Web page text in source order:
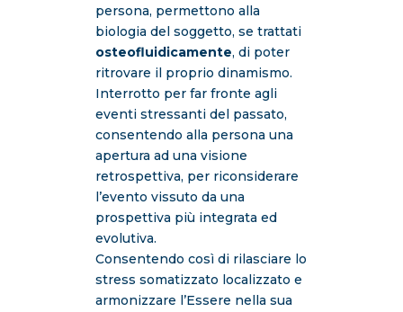
persona, permettono alla
biologia del soggetto, se trattati
osteofluidicamente, di poter
ritrovare il proprio dinamismo.
Interrotto per far fronte agli
eventi stressanti del passato,
consentendo alla persona una
apertura ad una visione
retrospettiva, per riconsiderare
l’evento vissuto da una
prospettiva più integrata ed
evolutiva.
Consentendo così di rilasciare lo
stress somatizzato localizzato e
armonizzare l’Essere nella sua